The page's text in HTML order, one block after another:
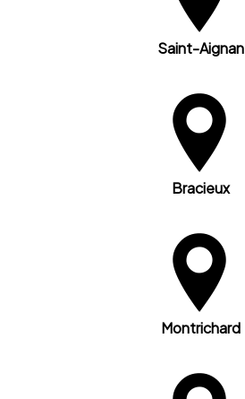
Saint-Aignan
Bracieux
Montrichard